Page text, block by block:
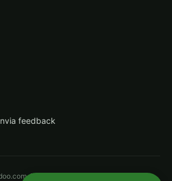
feedback
Parte della rete Hanf Magazin.